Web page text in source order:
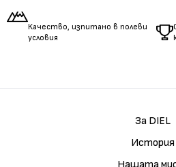
Качество, изпитано в полеви
условия
За DIEL
История
Нашата